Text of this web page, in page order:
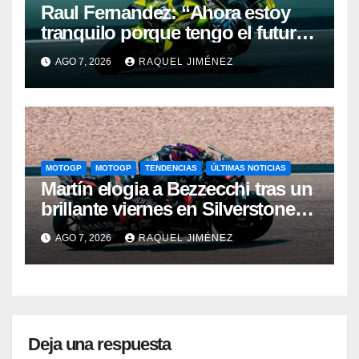
Raul Fernandez: “Ahora estoy
tranquilo porque tengo el futuro
asegurado y eso también se nota
cuando pilotas”
AGO 7, 2026 RAQUEL JIMÉNEZ
MOTOGP MOTOGP TENDENCIAS ÚLTIMAS NOTICIAS
Martín elogia a Bezzecchi tras un
brillante viernes en Silverstone:
“Me ha impresionado por cómo
está”
AGO 7, 2026 RAQUEL JIMÉNEZ
Deja una respuesta